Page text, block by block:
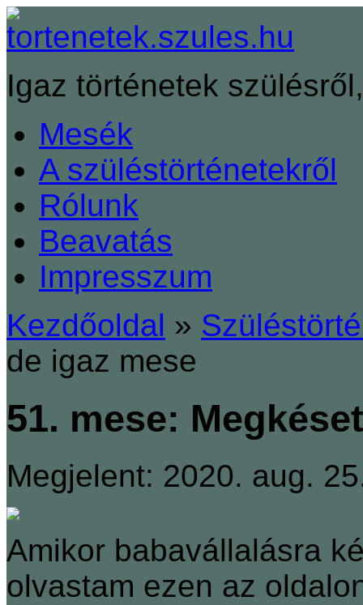
Igaz történetek
Mesék
A szüléstörténetekről
Rólunk
Beavatás
Impresszum
Kezdőoldal »
de igaz mese
51. mese:
Megjelent: 2020. aug.
Amikor babavállalásra
olvastam ezen az